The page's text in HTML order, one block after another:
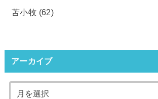
苫小牧 (62)
アーカイブ